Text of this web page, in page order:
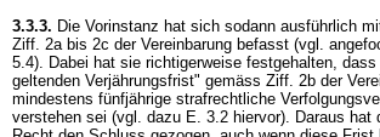
3.3.3. Die Vorinstanz hat sich sodann ausführlich
Ziff. 2a bis 2c der Vereinbarung befasst (vgl.
5.4). Dabei hat sie richtigerweise festgehalten,
geltenden Verjährungsfrist" gemäss Ziff. 2b der
mindestens fünfjährige strafrechtliche
verstehen sei (vgl. dazu E. 3.2 hiervor). Daraus hat